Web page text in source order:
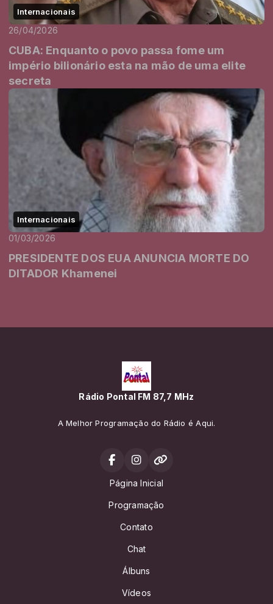
Internacionais
26/04/2026
CUBA: Enquanto o povo passa fome um
império bilionário esta na mão de uma elite
secreta
Internacionais
01/03/2026
PRESIDENTE DOS EUA ANUNCIA MORTE DO
DITADOR Khamenei
Rádio Pontal FM 87,7 MHz
A Melhor Programação do Rádio é Aqui.
Página Inicial
Programação
Contato
Chat
Álbuns
Vídeos